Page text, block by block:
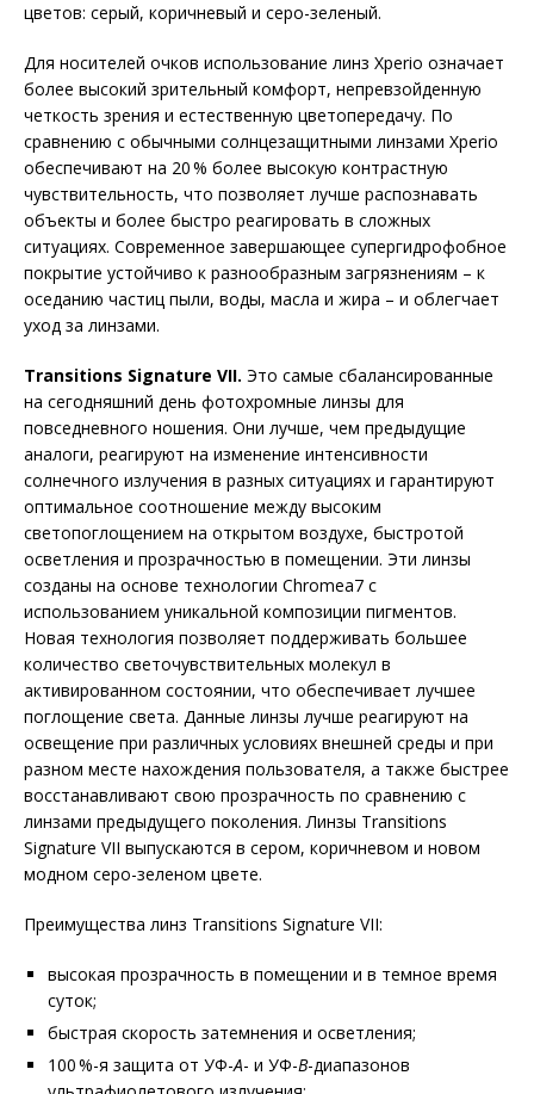
цветов: серый, коричневый и серо-зеленый.
Для носителей очков использование линз Xperio означает
более высокий зрительный комфорт, непревзойденную
четкость зрения и естественную цветопередачу. По
сравнению с обычными солнцезащитными линзами Xperio
обеспечивают на 20 % более высокую контрастную
чувствительность, что позволяет лучше распознавать
объекты и более быстро реагировать в сложных
ситуациях. Современное завершающее супергидрофобное
покрытие устойчиво к разно­образным загрязнениям – к
оседанию частиц пыли, воды, масла и жира – и облегчает
уход за линзами.
Transitions Signature VII. Это самые сбалансированные
на сегодняшний день фотохромные линзы для
повседневного ношения. Они лучше, чем предыдущие
аналоги, реагируют на изменение интенсивности
солнечного излучения в разных ситуациях и гарантируют
оптимальное соотношение между высоким
светопоглощением на открытом воздухе, быстротой
осветления и прозрачностью в помещении. Эти линзы
созданы на основе технологии Chromea7 с
использованием уникальной композиции пигментов.
Новая технология позволяет поддерживать большее
количество светочувствительных молекул в
активированном состоянии, что обеспечивает лучшее
поглощение света. Данные линзы лучше реагируют на
освещение при различных условиях внешней среды и при
разном месте нахождения пользователя, а также быстрее
восстанавливают свою прозрачность по сравнению с
линзами предыдущего поколения. Линзы Transitions
Signature VII выпускаются в сером, коричневом и новом
модном серо-зеленом цвете.
Преимущества линз Transitions Signature VII:
высокая прозрачность в помещении и в темное время
суток;
быстрая скорость затемнения и осветления;
100 %-я защита от УФ-A- и УФ-B-диапазонов